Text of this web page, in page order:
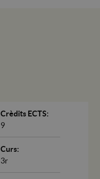
Crèdits ECTS:
9
Curs:
3r